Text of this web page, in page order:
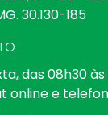
30.130-185
das 08h30 às
online e